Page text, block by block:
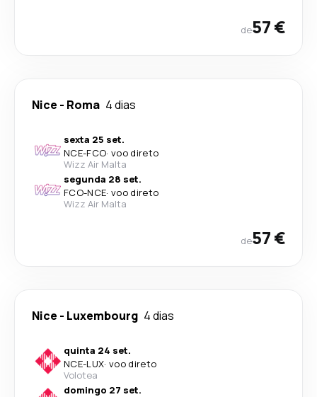
de57 €
Nice - Roma 4 dias
sexta 25 set.
NCE-FCO· voo direto
Wizz Air Malta
segunda 28 set.
FCO-NCE· voo direto
Wizz Air Malta
de57 €
Nice - Luxembourg 4 dias
quinta 24 set.
NCE-LUX· voo direto
Volotea
domingo 27 set.